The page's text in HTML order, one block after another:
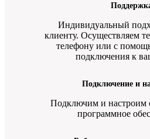
Индивидуальный
клиенту. Осуществляем
телефону или с
подключения к
Подключение и
Подключим и настроим
программное